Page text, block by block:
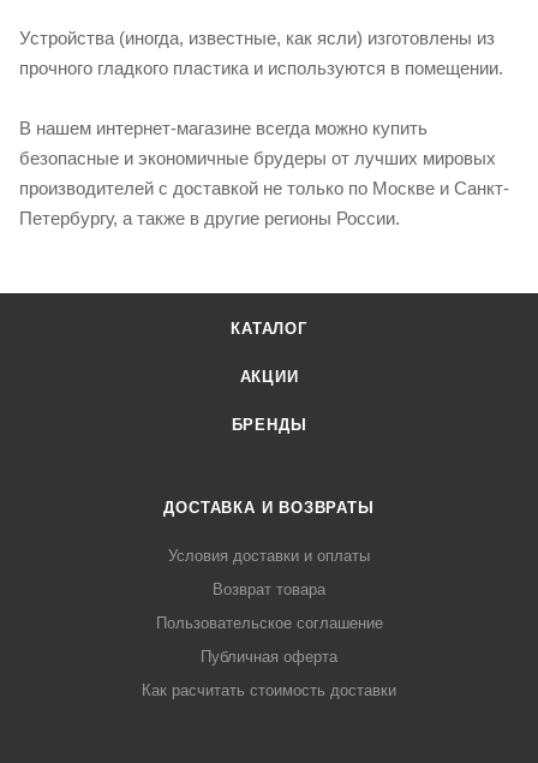
Устройства (иногда, известные, как ясли) изготовлены из
прочного гладкого пластика и используются в помещении.
В нашем интернет-магазине всегда можно купить
безопасные и экономичные брудеры от лучших мировых
производителей с доставкой не только по Москве и Санкт-
Петербургу, а также в другие регионы России.
КАТАЛОГ
АКЦИИ
БРЕНДЫ
ДОСТАВКА И ВОЗВРАТЫ
Условия доставки и оплаты
Возврат товара
Пользовательское соглашение
Публичная оферта
Как расчитать стоимость доставки